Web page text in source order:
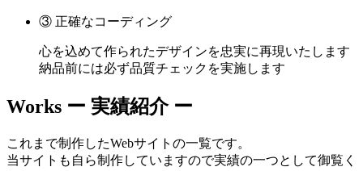
③ 正確なコーディング
心を込めて作られたデザインを忠実に再現いたします
納品前には必ず品質チェックを実施します
Works ー 実績紹介 ー
これまで制作したWebサイトの一覧です。
当サイトも自ら制作していますので実績の一つとして御覧く